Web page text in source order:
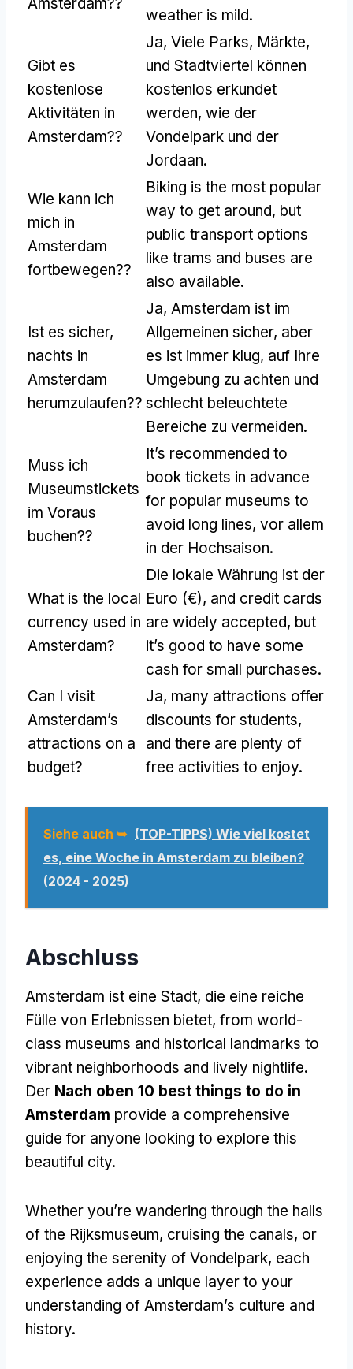
weather is mild.
Gibt es
kostenlose
Aktivitäten in
Amsterdam??
Ja, Viele Parks, Märkte,
und Stadtviertel können
kostenlos erkundet
werden, wie der
Vondelpark und der
Jordaan.
Wie kann ich
mich in
Amsterdam
fortbewegen??
Biking is the most popular
way to get around, but
public transport options
like trams and buses are
also available.
Ist es sicher,
nachts in
Amsterdam
herumzulaufen??
Ja, Amsterdam ist im
Allgemeinen sicher, aber
es ist immer klug, auf Ihre
Umgebung zu achten und
schlecht beleuchtete
Bereiche zu vermeiden.
Muss ich
Museumstickets
im Voraus
buchen??
It’s recommended to
book tickets in advance
for popular museums to
avoid long lines, vor allem
in der Hochsaison.
What is the local
currency used in
Amsterdam?
Die lokale Währung ist der
Euro (€), and credit cards
are widely accepted, but
it’s good to have some
cash for small purchases.
Can I visit
Amsterdam’s
attractions on a
budget?
Ja, many attractions offer
discounts for students,
and there are plenty of
free activities to enjoy.
Siehe auch ➥ (TOP-TIPPS) Wie viel kostet
es, eine Woche in Amsterdam zu bleiben?
(2024 - 2025)
Abschluss
Amsterdam ist eine Stadt, die eine reiche
Fülle von Erlebnissen bietet, from world-
class museums and historical landmarks to
vibrant neighborhoods and lively nightlife.
Der Nach oben 10 best things to do in
Amsterdam provide a comprehensive
guide for anyone looking to explore this
beautiful city.
Whether you’re wandering through the halls
of the Rijksmuseum, cruising the canals, or
enjoying the serenity of Vondelpark, each
experience adds a unique layer to your
understanding of Amsterdam’s culture and
history.